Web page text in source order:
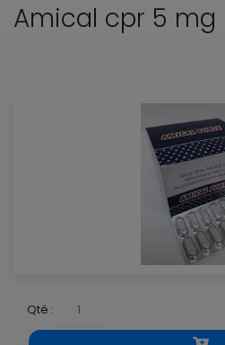
Amical cpr 5 mg
Qté :